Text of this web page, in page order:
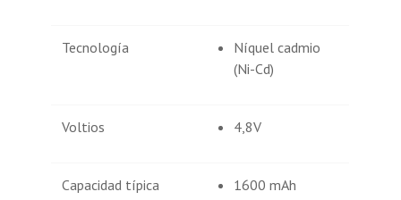
Tecnología
Níquel cadmio
(Ni-Cd)
Voltios 4,8V
Capacidad típica 1600 mAh